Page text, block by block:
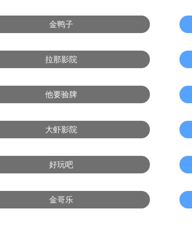
金鸭子
拉那影院
他要验牌
大虾影院
好玩吧
金哥乐